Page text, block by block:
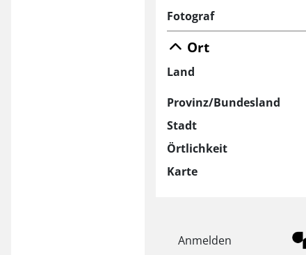
Fotograf
Ort
Land
Provinz/Bundesland
Stadt
Örtlichkeit
Karte
Anmelden